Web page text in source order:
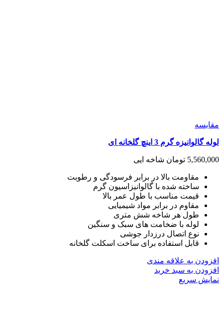
مقايسه
لوله گالوانیزه گرم 3 اینچ گلخانه ای
5,560,000 تومان شاخه ایی
مقاومت بالا در برابر فرسودگی و رطوبت
ساخته شده با گالوانیزاسیون گرم
قیمت مناسب با طول عمر بالا
مقاوم در برابر مواد شیمیایی
طول هر شاخه شش متری
لوله با ضخامت های سبک و سنگین
نوع اتصال درزدار جوشی
قابل استفاده برای ساخت اسکلت گلخانه
افزودن به علاقه مندی
افزودن به سبد خرید
نمایش سریع